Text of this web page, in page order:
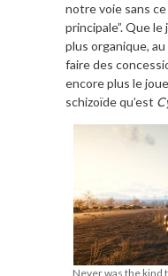
notre voie sans
principale”. Que
plus organique, au
faire des
encore plus le
schizoïde qu’est
Never was the kind